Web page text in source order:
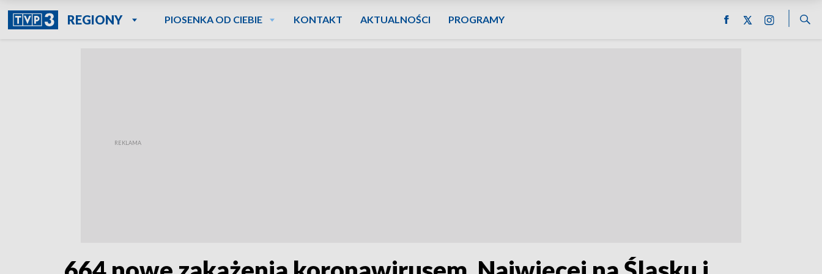
REGIONY PIOSENKA OD CIEBIE KONTAKT AKTUALNOŚCI PROGRAMY